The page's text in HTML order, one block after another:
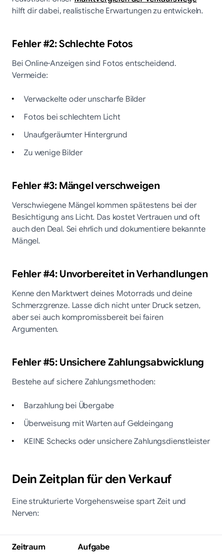
hilft dir dabei, realistische Erwartungen zu entwickeln.
Fehler #2: Schlechte Fotos
Bei Online-Anzeigen sind Fotos entscheidend.
Vermeide:
Verwackelte oder unscharfe Bilder
Fotos bei schlechtem Licht
Unaufgeräumter Hintergrund
Zu wenige Bilder
Fehler #3: Mängel verschweigen
Verschwiegene Mängel kommen spätestens bei der
Besichtigung ans Licht. Das kostet Vertrauen und oft
auch den Deal. Sei ehrlich und dokumentiere bekannte
Mängel.
Fehler #4: Unvorbereitet in Verhandlungen
Kenne den Marktwert deines Motorrads und deine
Schmerzgrenze. Lasse dich nicht unter Druck setzen,
aber sei auch kompromissbereit bei fairen
Argumenten.
Fehler #5: Unsichere Zahlungsabwicklung
Bestehe auf sichere Zahlungsmethoden:
Barzahlung bei Übergabe
Überweisung mit Warten auf Geldeingang
KEINE Schecks oder unsichere Zahlungsdienstleister
Dein Zeitplan für den Verkauf
Eine strukturierte Vorgehensweise spart Zeit und
Nerven:
Zeitraum Aufgabe